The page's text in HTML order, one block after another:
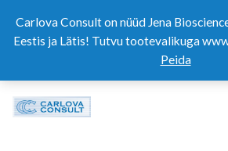
Carlova Consult on nüüd Jena
Eestis ja Lätis! Tutvu tootevalikuga
Peida
content